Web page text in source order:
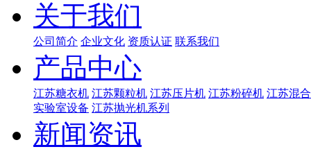
关于我们
公司简介 企业文化 资质认证 联系我们
产品中心
江苏糖衣机 江苏颗粒机 江苏压片机 江苏粉碎机 江苏混
实验室设备 江苏抛光机系列
新闻资讯